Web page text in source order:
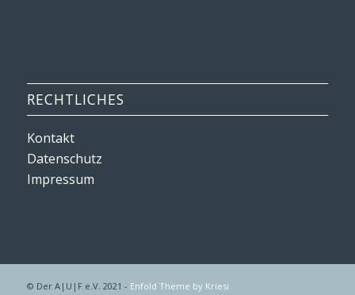
RECHTLICHES
Kontakt
Datenschutz
Impressum
© Der A|U|F e.V. 2021 - Enfold Theme by Kriesi